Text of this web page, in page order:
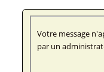
Votre message
par un